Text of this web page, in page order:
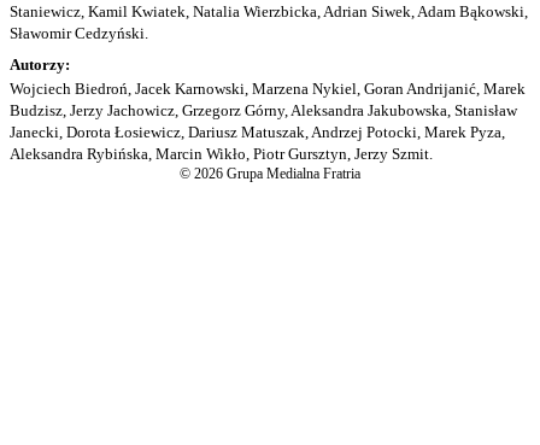
Staniewicz, Kamil Kwiatek, Natalia Wierzbicka, Adrian Siwek, Adam Bąkowski,
Sławomir Cedzyński.
Autorzy:
Wojciech Biedroń, Jacek Karnowski, Marzena Nykiel, Goran Andrijanić, Marek
Budzisz, Jerzy Jachowicz, Grzegorz Górny, Aleksandra Jakubowska, Stanisław
Janecki, Dorota Łosiewicz, Dariusz Matuszak, Andrzej Potocki, Marek Pyza,
Aleksandra Rybińska, Marcin Wikło, Piotr Gursztyn, Jerzy Szmit.
© 2026 Grupa Medialna Fratria